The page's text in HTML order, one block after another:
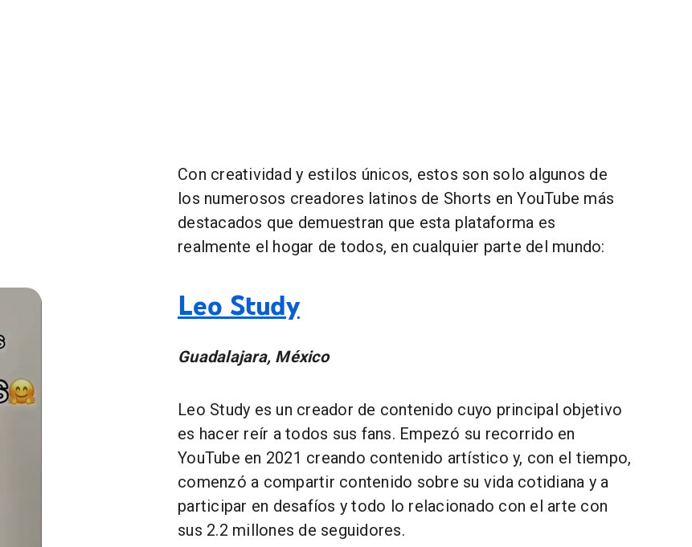
Con creatividad y estilos únicos, estos son solo algunos de
los numerosos creadores latinos de Shorts en YouTube más
destacados que demuestran que esta plataforma es
realmente el hogar de todos, en cualquier parte del mundo:
Leo Study
Guadalajara, México
Leo Study es un creador de contenido cuyo principal objetivo
es hacer reír a todos sus fans. Empezó su recorrido en
YouTube en 2021 creando contenido artístico y, con el tiempo,
comenzó a compartir contenido sobre su vida cotidiana y a
participar en desafíos y todo lo relacionado con el arte con
sus 2.2 millones de seguidores.